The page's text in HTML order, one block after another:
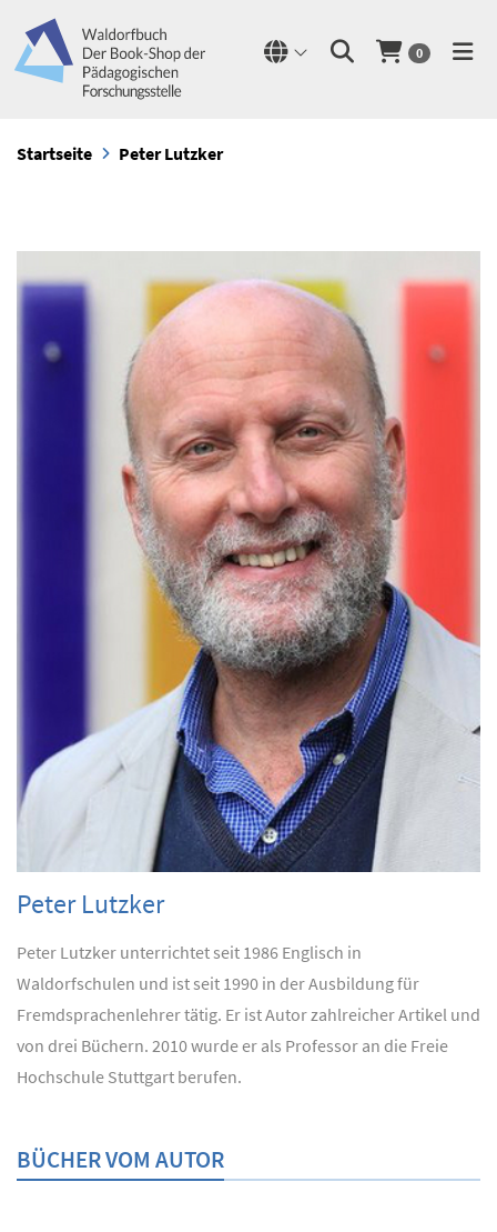
0
Startseite Peter Lutzker
Peter Lutzker
Peter Lutzker unterrichtet seit 1986 Englisch in
Waldorfschulen und ist seit 1990 in der Ausbildung für
Fremdsprachenlehrer tätig. Er ist Autor zahlreicher Artikel und
von drei Büchern. 2010 wurde er als Professor an die Freie
Hochschule Stuttgart berufen.
BÜCHER VOM AUTOR